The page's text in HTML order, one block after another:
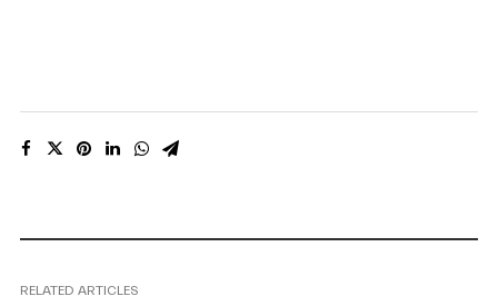
RELATED ARTICLES